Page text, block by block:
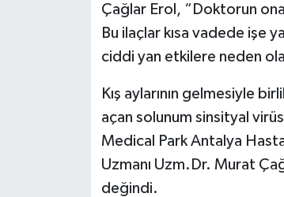
Çağlar Erol, “Doktorun
Bu ilaçlar kısa vadede işe
ciddi yan etkilere neden
Kış aylarının gelmesiyle
açan solunum sinsityal
Medical Park Antalya
Uzmanı Uzm.Dr. Murat
değindi.